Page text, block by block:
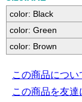
color: Black
color: Green
color: Brown
この商品につ
この商品を友達